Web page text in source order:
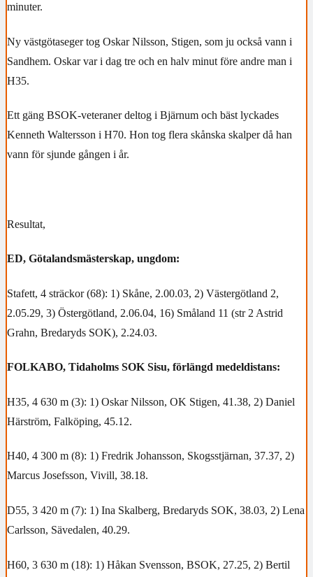
minuter.
Ny västgötaseger tog Oskar Nilsson, Stigen, som ju också vann i
Sandhem. Oskar var i dag tre och en halv minut före andre man i
H35.
Ett gäng BSOK-veteraner deltog i Bjärnum och bäst lyckades
Kenneth Waltersson i H70. Hon tog flera skånska skalper då han
vann för sjunde gången i år.
Resultat,
ED, Götalandsmästerskap, ungdom:
Stafett, 4 sträckor (68): 1) Skåne, 2.00.03, 2) Västergötland 2,
2.05.29, 3) Östergötland, 2.06.04, 16) Småland 11 (str 2 Astrid
Grahn, Bredaryds SOK), 2.24.03.
FOLKABO, Tidaholms SOK Sisu, förlängd medeldistans:
H35, 4 630 m (3): 1) Oskar Nilsson, OK Stigen, 41.38, 2) Daniel
Härström, Falköping, 45.12.
H40, 4 300 m (8): 1) Fredrik Johansson, Skogsstjärnan, 37.37, 2)
Marcus Josefsson, Vivill, 38.18.
D55, 3 420 m (7): 1) Ina Skalberg, Bredaryds SOK, 38.03, 2) Lena
Carlsson, Sävedalen, 40.29.
H60, 3 630 m (18): 1) Håkan Svensson, BSOK, 27.25, 2) Bertil